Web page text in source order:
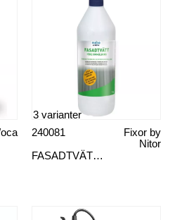
FASADTVÄTT FÖRE MÅLNING
Fixor by
Nitor
240081
3 varianter